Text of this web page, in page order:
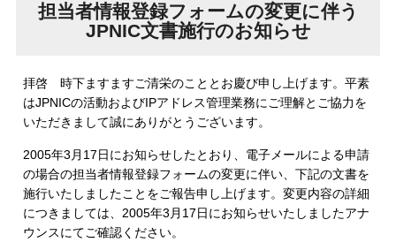
担当者情報登録フォームの変更に伴う
JPNIC文書施行のお知らせ
拝啓 時下ますますご清栄のこととお慶び申し上げます。平素
はJPNICの活動およびIPアドレス管理業務にご理解とご協力を
いただきまして誠にありがとうございます。
2005年3月17日にお知らせしたとおり、電子メールによる申請
の場合の担当者情報登録フォームの変更に伴い、下記の文書を
施行いたしましたことをご報告申し上げます。変更内容の詳細
につきましては、2005年3月17日にお知らせいたしましたアナ
ウンスにてご確認ください。